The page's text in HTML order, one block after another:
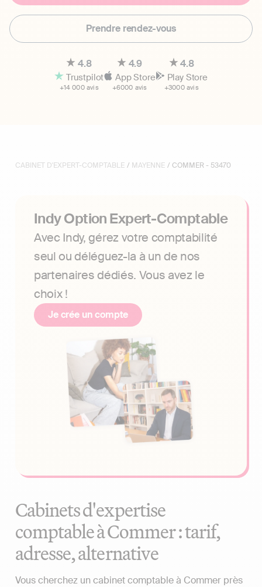
Prendre rendez-vous
4.8
Trustpilot
+14 000 avis
4.9
App Store
+6000 avis
4.8
Play Store
+3000 avis
CABINET D'EXPERT-COMPTABLE / MAYENNE / COMMER - 53470
Indy Option Expert-Comptable
Avec Indy, gérez votre comptabilité
seul ou déléguez-la à un de nos
partenaires dédiés. Vous avez le
choix !
Je crée un compte
Cabinets d'expertise
comptable à Commer : tarif,
adresse, alternative
Vous cherchez un cabinet comptable à Commer près